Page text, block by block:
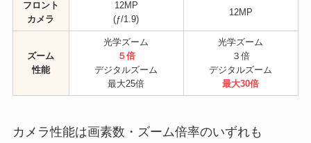
フロント
カメラ
12MP
(ƒ/1.9)
12MP
ズーム
性能
光学ズーム
５倍
デジタルズーム
最大25倍
光学ズーム
３倍
デジタルズーム
最大30倍
カメラ性能は画素数・ズーム倍率のいずれも